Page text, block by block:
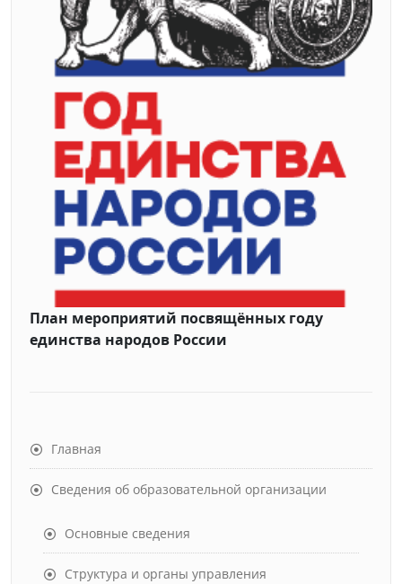
План мероприятий посвящённых году
единства народов России
Главная
Сведения об образовательной организации
Основные сведения
Структура и органы управления